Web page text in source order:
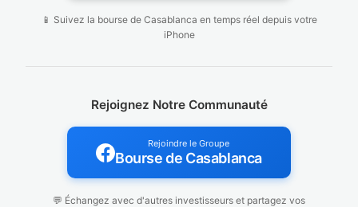
📱 Suivez la bourse de Casablanca en temps réel depuis votre
iPhone
Rejoignez Notre Communauté
Rejoindre le Groupe
Bourse de Casablanca
💬 Échangez avec d'autres investisseurs et partagez vos